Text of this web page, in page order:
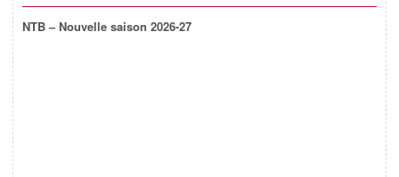
NTB – Nouvelle saison 2026-27